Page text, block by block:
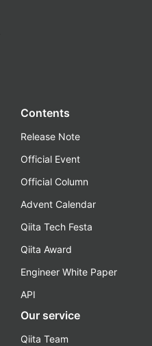
Contents
Release Note
Official Event
Official Column
Advent Calendar
Qiita Tech Festa
Qiita Award
Engineer White Paper
API
Our service
Qiita Team